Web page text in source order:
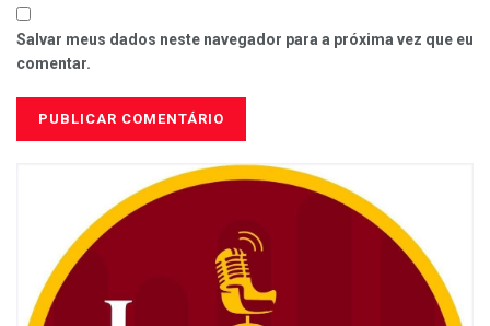
Salvar meus dados neste navegador para a próxima vez que eu
comentar.